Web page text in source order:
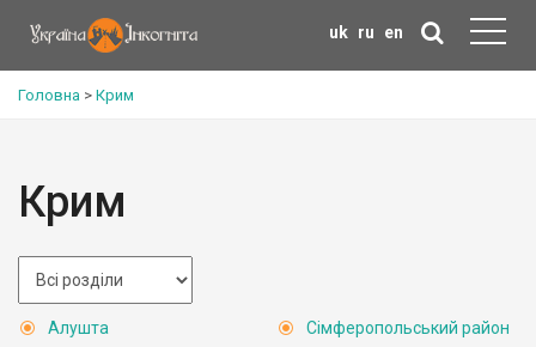
uk ru en
Головна > Крим
Крим
Алушта
Сімферопольський район